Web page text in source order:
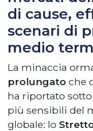
di cause,
scenari di
medio
La minaccia
prolungato che
ha riportato
più sensibili del
globale: lo